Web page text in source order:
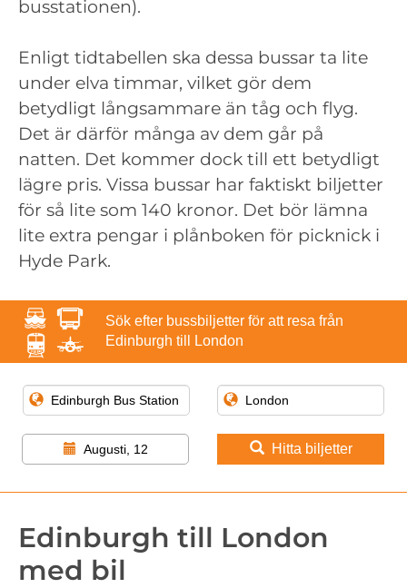
busstationen).
Enligt tidtabellen ska dessa bussar ta lite
under elva timmar, vilket gör dem
betydligt långsammare än tåg och flyg.
Det är därför många av dem går på
natten. Det kommer dock till ett betydligt
lägre pris. Vissa bussar har faktiskt biljetter
för så lite som 140 kronor. Det bör lämna
lite extra pengar i plånboken för picknick i
Hyde Park.
Sök efter bussbiljetter för att resa från
Edinburgh till London
Augusti, 12 Hitta biljetter
Edinburgh till London
med bil